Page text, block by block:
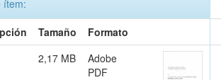
ítem:
Tamaño
Formato
2,17 MB
Adobe
PDF